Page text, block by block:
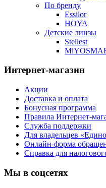
По бренду
Essilor
HOYA
Детские линзы
Stellest
Интернет-магазин
Акции
Доставка и оплата
Бонусная программа
Правила Интернет-
Служба поддержки
Для владельцев
Онлайн-форма
Справка для
Мы в соцсетях